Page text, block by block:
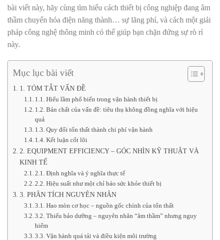
bài viết này, hãy cùng tìm hiểu cách thiết bị công nghiệp đang âm
thầm chuyển hóa điện năng thành… sự lãng phí, và cách một giải
pháp công nghệ thông minh có thể giúp bạn chặn đứng sự rò rỉ
này.
Mục lục bài viết
1. TÓM TẮT VẤN ĐỀ
1.1. Hiểu lầm phổ biến trong vận hành thiết bị
1.2. Bản chất của vấn đề: tiêu thụ không đồng nghĩa với hiệu
quả
1.3. Quy đổi tổn thất thành chi phí vận hành
1.4. Kết luận cốt lõi
2. EQUIPMENT EFFICIENCY – GÓC NHÌN KỸ THUẬT VÀ
KINH TẾ
2.1. Định nghĩa và ý nghĩa thực tế
2.2. Hiệu suất như một chỉ báo sức khỏe thiết bị
3. PHÂN TÍCH NGUYÊN NHÂN
3.1. Hao mòn cơ học – nguồn gốc chính của tổn thất
3.2. Thiếu bảo dưỡng – nguyên nhân “âm thầm” nhưng nguy
hiểm
3.3. Vận hành quá tải và điều kiện môi trường